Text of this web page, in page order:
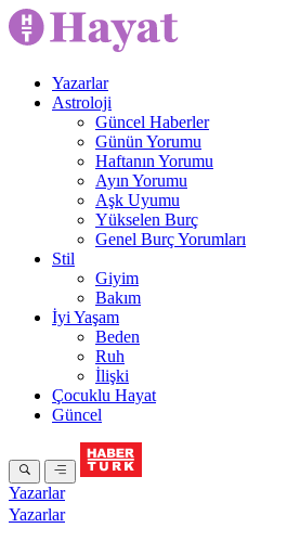
Yazarlar
Astroloji
Güncel Haberler
Günün Yorumu
Haftanın Yorumu
Ayın Yorumu
Aşk Uyumu
Yükselen Burç
Genel Burç Yorumları
Stil
Giyim
Bakım
İyi Yaşam
Beden
Ruh
İlişki
Çocuklu Hayat
Güncel
Yazarlar
Yazarlar